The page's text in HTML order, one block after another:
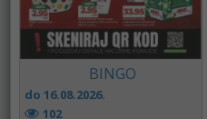
BINGO
do 16.08.2026.
102